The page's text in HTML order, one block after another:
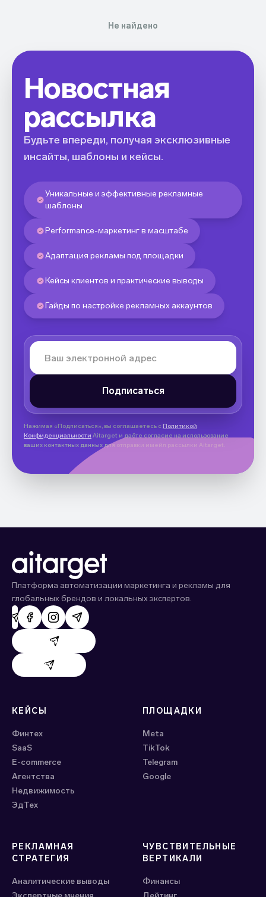
Не найдено
Новостная
рассылка
Будьте впереди, получая эксклюзивные
инсайты, шаблоны и кейсы.
Уникальные и эффективные рекламные
шаблоны
Performance-маркетинг в масштабе
Адаптация рекламы под площадки
Кейсы клиентов и практические выводы
Гайды по настройке рекламных аккаунтов
Нажимая «Подписаться», вы соглашаетесь с Политикой
Конфиденциальности Aitarget и даёте согласие на использование
ваших контактных данных для отправки имейл рассылки Aitarget.
Платформа автоматизации маркетинга и рекламы для
глобальных брендов и локальных экспертов.
Поддержка AdHand
Поддержка Evido
КЕЙСЫ
Финтех
SaaS
E-commerce
Агентства
Недвижимость
ЭдТех
ПЛОЩАДКИ
Meta
ТikTok
Telegram
Google
РЕКЛАМНАЯ
СТРАТЕГИЯ
Аналитические выводы
ЧУВСТВИТЕЛЬНЫЕ
ВЕРТИКАЛИ
Финансы